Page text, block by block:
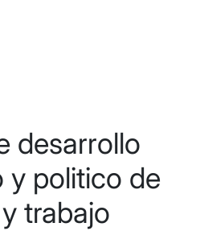
desarrollo
y politico de
trabajo